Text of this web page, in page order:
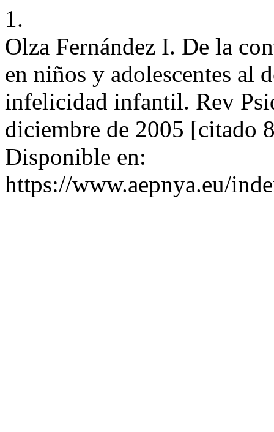
1.
Olza Fernández I. De la
en niños y adolescentes al
infelicidad infantil. Rev
diciembre de 2005 [citado
Disponible en:
https://www.aepnya.eu/